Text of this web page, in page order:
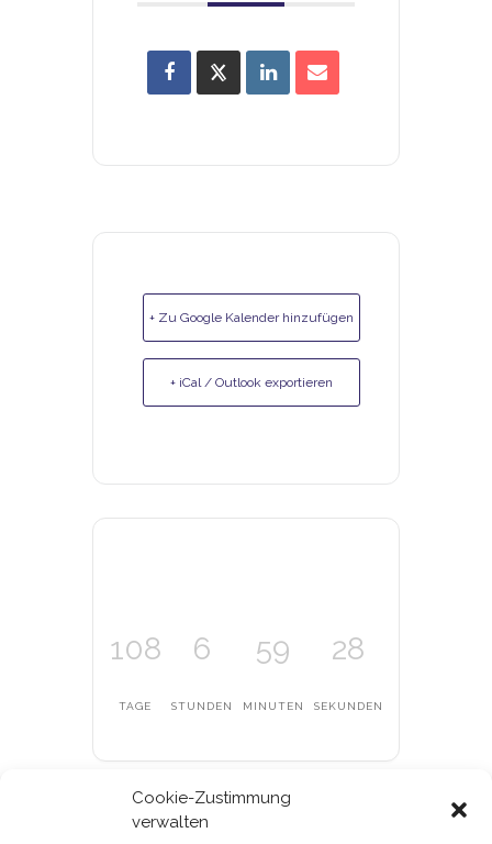
Cookie-Zustimmung
verwalten
+ Zu Google Kalender hinzufügen
+ iCal / Outlook exportieren
108
TAGE
6
STUNDEN
59
MINUTEN
28
SEKUNDEN